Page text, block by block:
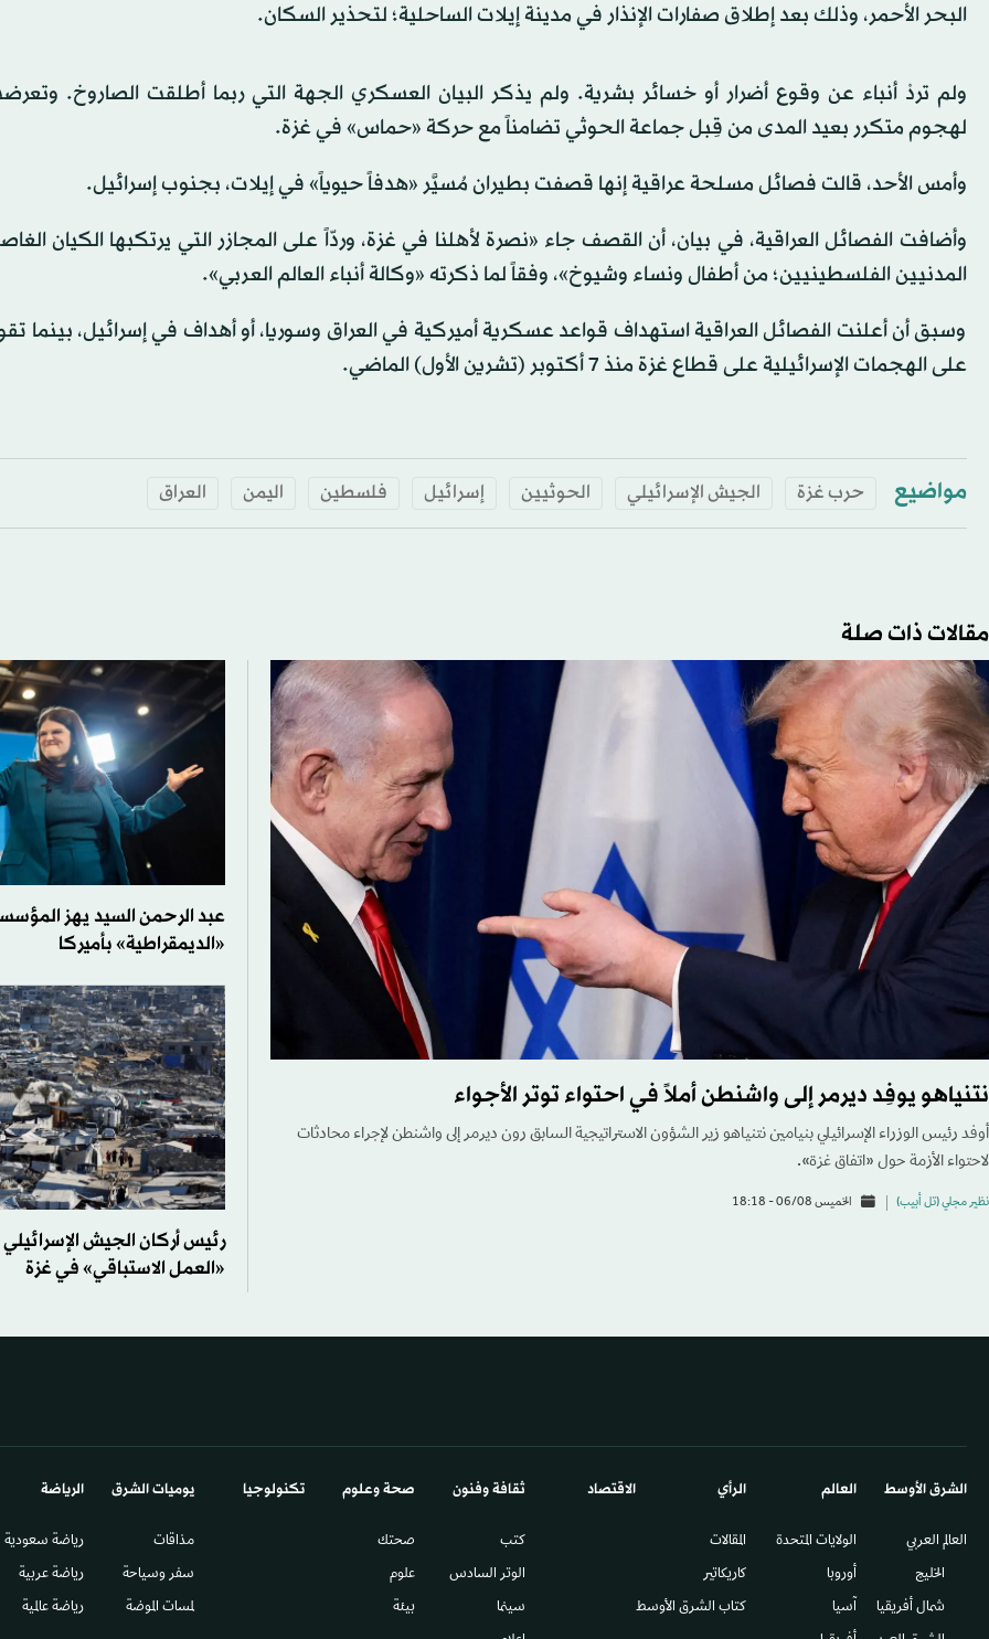
البحر الأحمر، وذلك بعد إطلاق صفارات الإنذار في مدينة إيلات الساحلية؛ لتحذير السكان.
ولم تردْ أنباء عن وقوع أضرار أو خسائر بشرية. ولم يذكر البيان العسكري الجهة التي ربما أطلقت الصاروخ.
لهجوم متكرر بعيد المدى من قِبل جماعة الحوثي تضامناً مع حركة «حماس» في غزة.
وأمس الأحد، قالت فصائل مسلحة عراقية إنها قصفت بطيران مُسيَّر «هدفاً حيوياً» في إيلات، بجنوب إسرائيل.
وأضافت الفصائل العراقية، في بيان، أن القصف جاء «نصرة لأهلنا في غزة، وردّاً على المجازر التي يرتكبها الكيان
المدنيين الفلسطينيين؛ من أطفال ونساء وشيوخ»، وفقاً لما ذكرته «وكالة أنباء العالم العربي».
وسبق أن أعلنت الفصائل العراقية استهداف قواعد عسكرية أميركية في العراق وسوريا، أو أهداف في إسرائيل، بينما
على الهجمات الإسرائيلية على قطاع غزة منذ 7 أكتوبر (تشرين الأول) الماضي.
مواضيع حرب غزة الجيش الإسرائيلي الحوثيين إسرائيل فلسطين اليمن العراق
مقالات ذات صلة
نتنياهو يوفِد ديرمر إلى واشنطن أملاً في احتواء توتر الأجواء
أوفد رئيس الوزراء الإسرائيلي بنيامين نتنياهو زير الشؤون الاستراتيجية السابق رون ديرمر إلى واشنطن لإجراء محادثات
لاحتواء الأزمة حول «اتفاق غزة».
نظير مجلي (تل أبيب) الخميس 06/08 - 18:18
عبد الرحمن السيد يهز
«الديمقراطية» بأميركا
رئيس أركان الجيش
«العمل الاستباقي» في غزة
الشرق الأوسط​
العالم العربي
الخليج
شمال أفريقيا
العالم
الولايات المتحدة
أوروبا
آسيا
الرأي
المقالات
كاريكاتير
كتاب الشرق الأوسط
الاقتصاد ثقافة وفنون
كتب
الوتر السادس​
سينما
صحة وعلوم
صحتك
علوم
بيئة
تكنولوجيا يوميات الشرق​
مذاقات
سفر وسياحة
لمسات الموضة
الرياضة
رياضة سعودية
رياضة عربية
رياضة عالمية